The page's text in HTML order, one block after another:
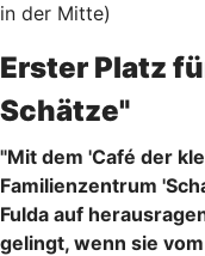
in der Mitte)
Erster Platz
Schätze"
"Mit dem 'Café der
Familienzentrum
Fulda auf
gelingt, wenn sie